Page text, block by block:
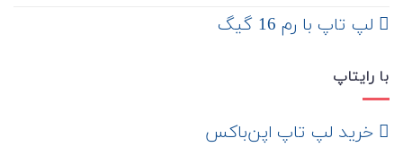
لپ تاپ با رم 16 گیگ
با رایتاپ
‌ خرید لپ تاپ اپن‌باکس